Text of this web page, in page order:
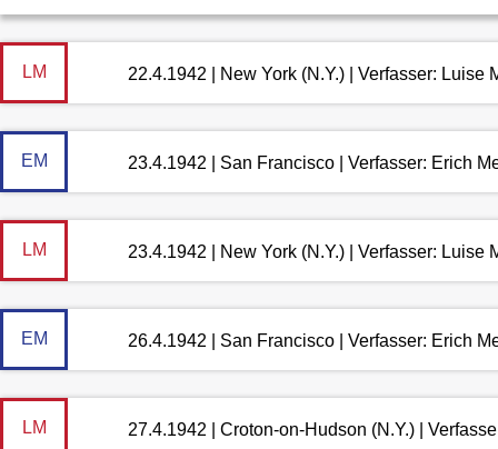
LM 22.4.1942 | New York (N.Y.) | Verfasser: Luise
EM 23.4.1942 | San Francisco | Verfasser: Erich
LM 23.4.1942 | New York (N.Y.) | Verfasser: Luise
EM 26.4.1942 | San Francisco | Verfasser: Erich
LM 27.4.1942 | Croton-on-Hudson (N.Y.) |